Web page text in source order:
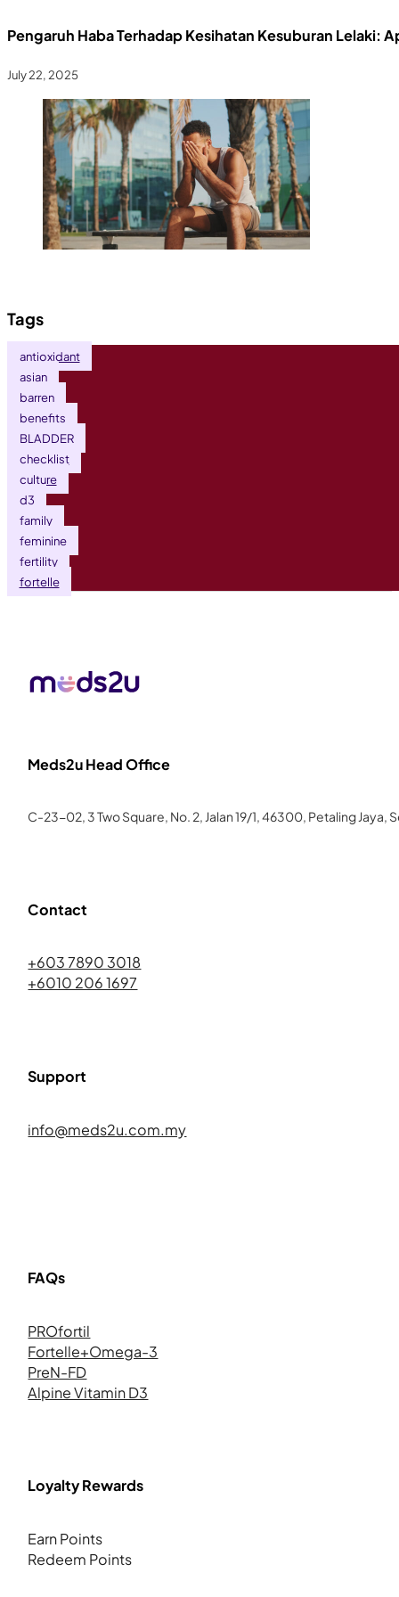
Pengaruh Haba Terhadap Kesihatan Kesuburan Lelaki:
July 22, 2025
Tags
antioxidant
asian
barren
benefits
BLADDER
checklist
culture
d3
family
feminine
fertility
fortelle
Meds2u Head Office
C-23-02, 3 Two Square, No. 2, Jalan 19/1, 46300, Petaling Jaya,
Contact
+603 7890 3018
+6010 206 1697
Support
info@meds2u.com.my
FAQs
PROfortil
Fortelle+Omega-3
PreN-FD
Alpine Vitamin D3
Loyalty Rewards
Earn Points
Redeem Points